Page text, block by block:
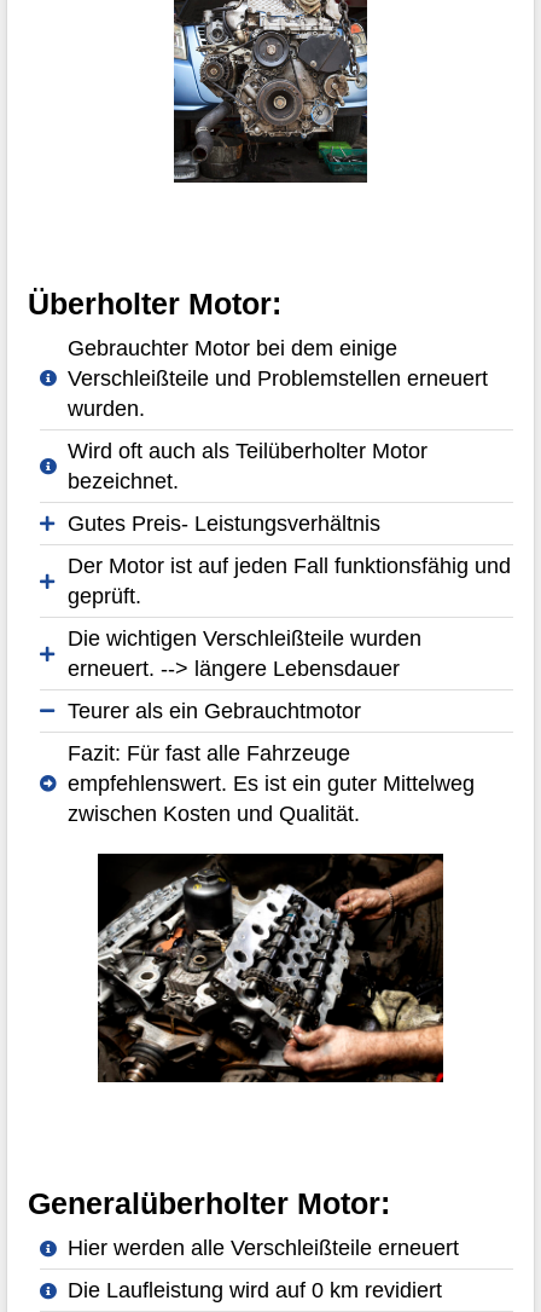
Überholter Motor:
Gebrauchter Motor bei dem einige
Verschleißteile und Problemstellen erneuert
wurden.
Wird oft auch als Teilüberholter Motor
bezeichnet.
Gutes Preis- Leistungsverhältnis
Der Motor ist auf jeden Fall funktionsfähig und
geprüft.
Die wichtigen Verschleißteile wurden
erneuert. --> längere Lebensdauer
Teurer als ein Gebrauchtmotor
Fazit: Für fast alle Fahrzeuge
empfehlenswert. Es ist ein guter Mittelweg
zwischen Kosten und Qualität.
Generalüberholter Motor:
Hier werden alle Verschleißteile erneuert
Die Laufleistung wird auf 0 km revidiert